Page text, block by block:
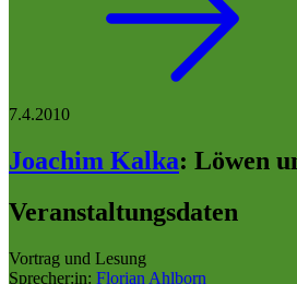
7.4.2010
Joachim Kalka: Löwen
Veranstaltungsdaten
Vortrag und Lesung
Sprecher:in: Florian Ahlborn